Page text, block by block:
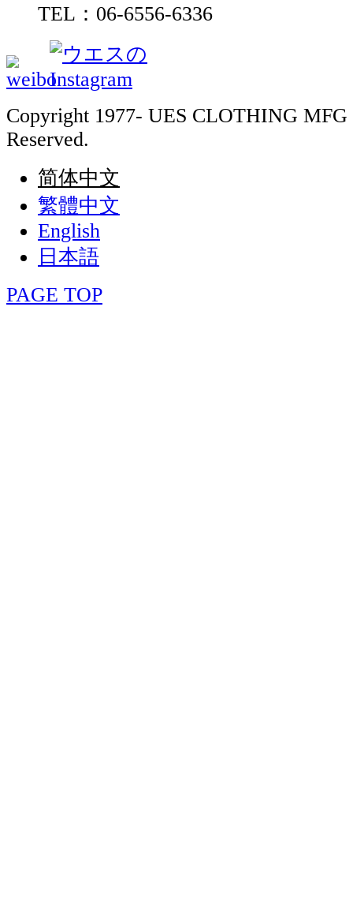
TEL：06-6556-6336
Copyright 1977- UES CLOTHING
Reserved.
简体中文
繁體中文
English
日本語
PAGE TOP